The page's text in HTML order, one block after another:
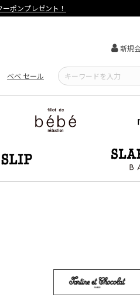
ポンプレゼント！
新規
べべ セール